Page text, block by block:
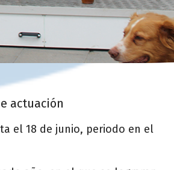
actuación
el 18 de junio, periodo en el